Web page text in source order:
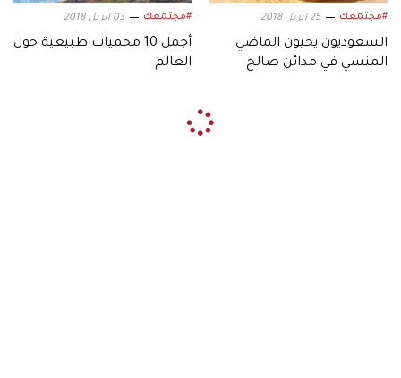
#مجتمعك 25 ابريل 2018
السعوديون يحيون الماضي
المنسي في مدائن صالح
#مجتمعك 03 ابريل 2018
أجمل 10 محميات طبيعية حول
العالم